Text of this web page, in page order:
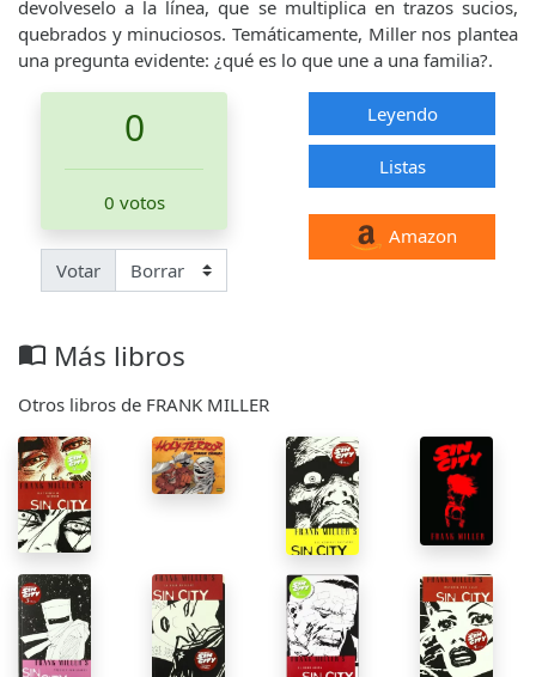
devolveselo a la línea, que se multiplica en trazos sucios,
quebrados y minuciosos. Temáticamente, Miller nos plantea
una pregunta evidente: ¿qué es lo que une a una familia?.
0
0 votos
Votar
Leyendo
Listas
Amazon
import_contacts Más libros
Otros libros de FRANK MILLER